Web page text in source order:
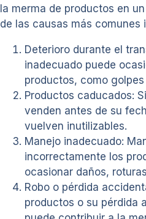
la merma de productos en
de las causas más comunes
Deterioro durante el
inadecuado puede
productos, como
Productos caducados:
venden antes de su
vuelven inutilizables.
Manejo inadecuado:
incorrectamente los
ocasionar daños,
Robo o pérdida
productos o su pérdida